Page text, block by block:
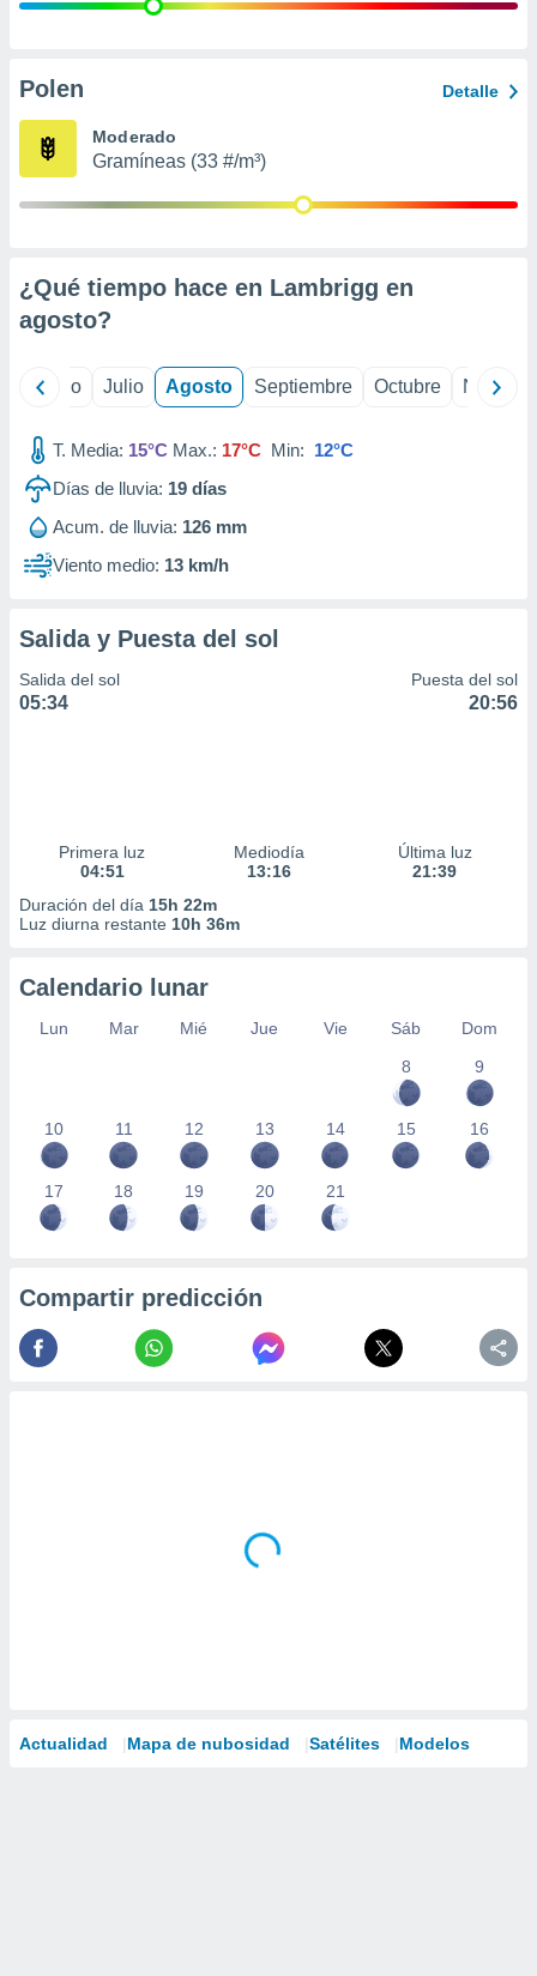
e
publicidad
Polen Detalle
Moderado
Gramíneas (33 #/m³)
¿Qué tiempo hace en Lambrigg en
agosto?
Junio Julio Agosto Septiembre Octubre
T. Media: 15°C Max.: 17°C Min: 12°C
Días de lluvia: 19 días
Acum. de lluvia: 126 mm
Viento medio: 13 km/h
Salida y Puesta del sol
Salida del sol
05:34
Puesta del sol
20:56
Primera luz
04:51
Mediodía
13:16
Última luz
21:39
Duración del día 15h 22m
Luz diurna restante 10h 36m
Calendario lunar
Lun Mar Mié Jue Vie Sáb
Dom
8
9
10 11 12 13 14 15 16
17 18 19 20 21
Compartir predicción
Actualidad Mapa de nubosidad Satélites Modelos